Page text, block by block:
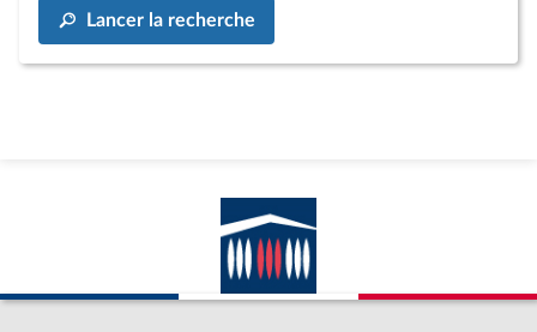
Lancer la recherche